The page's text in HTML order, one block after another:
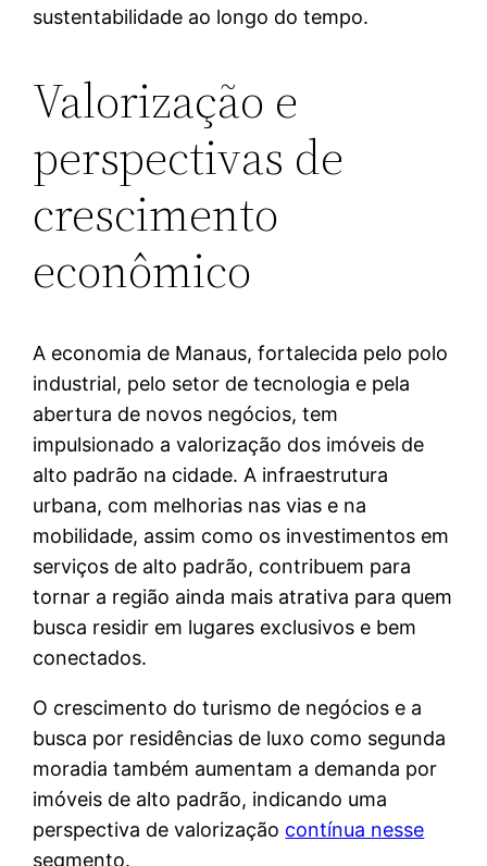
sustentabilidade ao longo do tempo.
Valorização e
perspectivas de
crescimento
econômico
A economia de Manaus, fortalecida pelo polo
industrial, pelo setor de tecnologia e pela
abertura de novos negócios, tem
impulsionado a valorização dos imóveis de
alto padrão na cidade. A infraestrutura
urbana, com melhorias nas vias e na
mobilidade, assim como os investimentos em
serviços de alto padrão, contribuem para
tornar a região ainda mais atrativa para quem
busca residir em lugares exclusivos e bem
conectados.
O crescimento do turismo de negócios e a
busca por residências de luxo como segunda
moradia também aumentam a demanda por
imóveis de alto padrão, indicando uma
perspectiva de valorização contínua nesse
segmento.